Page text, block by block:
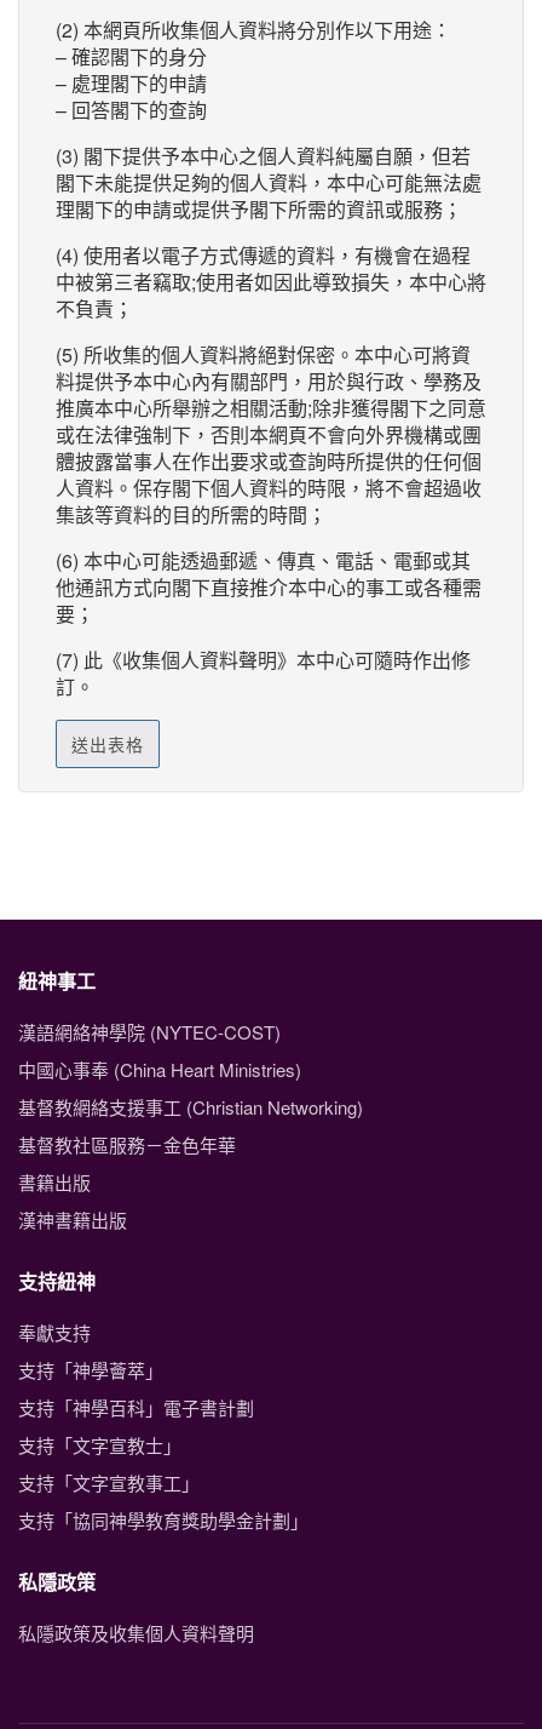
(2) 本網頁所收集個人資料將分別作以下用途：
– 確認閣下的身分
– 處理閣下的申請
– 回答閣下的查詢
(3) 閣下提供予本中心之個人資料純屬自願，但若
閣下未能提供足夠的個人資料，本中心可能無法處
理閣下的申請或提供予閣下所需的資訊或服務；
(4) 使用者以電子方式傳遞的資料，有機會在過程
中被第三者竊取;使用者如因此導致損失，本中心將
不負責；
(5) 所收集的個人資料將絕對保密。本中心可將資
料提供予本中心內有關部門，用於與行政、學務及
推廣本中心所舉辦之相關活動;除非獲得閣下之同意
或在法律強制下，否則本網頁不會向外界機構或團
體披露當事人在作出要求或查詢時所提供的任何個
人資料。保存閣下個人資料的時限，將不會超過收
集該等資料的目的所需的時間；
(6) 本中心可能透過郵遞、傳真、電話、電郵或其
他通訊方式向閣下直接推介本中心的事工或各種需
要；
(7) 此《收集個人資料聲明》本中心可隨時作出修
訂。
送出表格
紐神事工
漢語網絡神學院 (NYTEC-COST)
中國心事奉 (China Heart Ministries)
基督教網絡支援事工 (Christian Networking)
基督教社區服務－金色年華
書籍出版
漢神書籍出版
支持紐神
奉獻支持
支持「神學薈萃」
支持「神學百科」電子書計劃
支持「文字宣教士」
支持「文字宣教事工」
支持「協同神學教育獎助學金計劃」
私隱政策
私隱政策及收集個人資料聲明